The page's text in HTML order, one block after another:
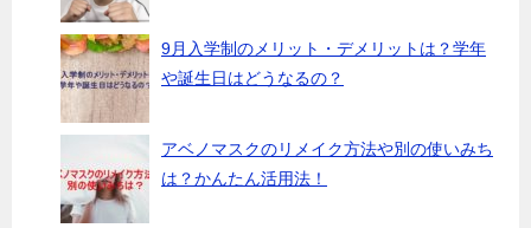
9月入学制のメリット・デメリットは？学年
や誕生日はどうなるの？
アベノマスクのリメイク方法や別の使いみち
は？かんたん活用法！